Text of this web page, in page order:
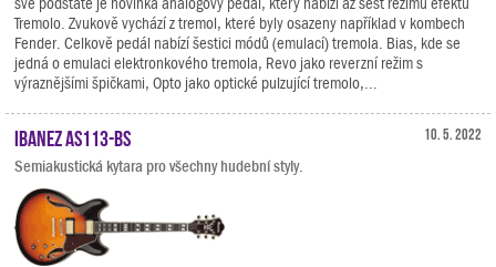
Tremolo. Zvukově vychází z tremol, které byly osazeny například v kombech
Fender. Celkově pedál nabízí šestici módů (emulací) tremola. Bias, kde se
jedná o emulaci elektronkového tremola, Revo jako reverzní režim s
výraznějšími špičkami, Opto jako optické pulzující tremolo,...
10. 5. 2022
Ibanez AS113-BS
Semiakustická kytara pro všechny hudební styly.